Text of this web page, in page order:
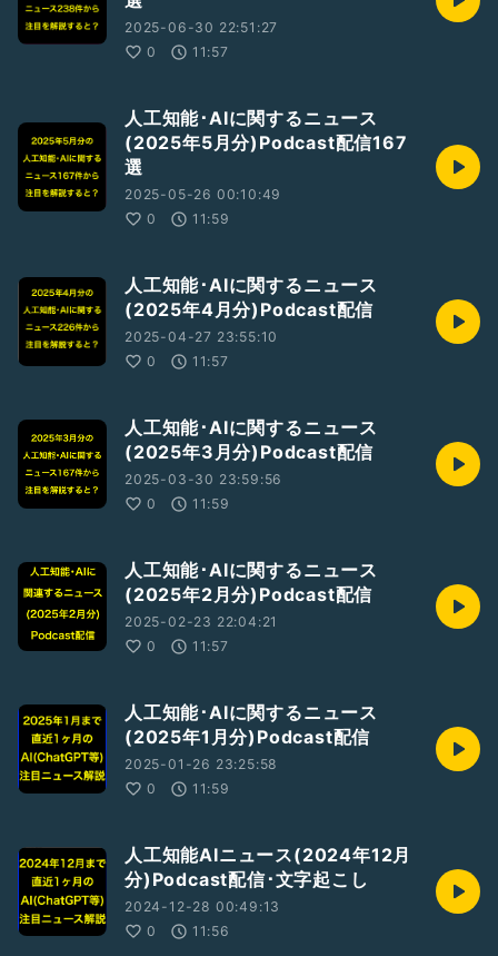
2025-06-30 22:51:27
0
11:57
人工知能･AIに関するニュース
(2025年5月分)Podcast配信167
選
2025-05-26 00:10:49
0
11:59
人工知能･AIに関するニュース
(2025年4月分)Podcast配信
2025-04-27 23:55:10
0
11:57
人工知能･AIに関するニュース
(2025年3月分)Podcast配信
2025-03-30 23:59:56
0
11:59
人工知能･AIに関するニュース
(2025年2月分)Podcast配信
2025-02-23 22:04:21
0
11:57
人工知能･AIに関するニュース
(2025年1月分)Podcast配信
2025-01-26 23:25:58
0
11:59
人工知能AIニュース(2024年12月
分)Podcast配信･文字起こし
2024-12-28 00:49:13
0
11:56